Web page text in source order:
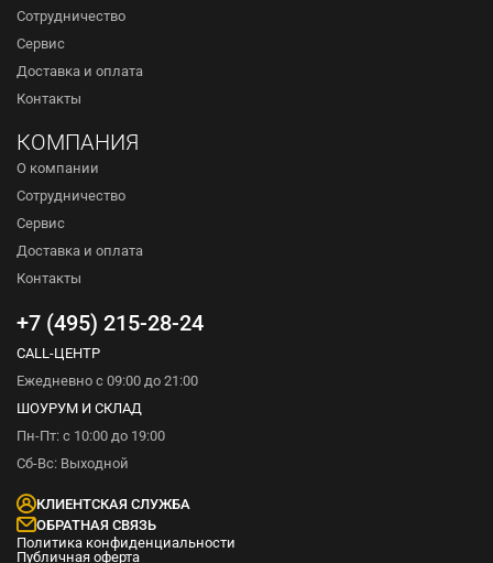
Сотрудничество
Сервис
Доставка и оплата
Контакты
КОМПАНИЯ
О компании
Сотрудничество
Сервис
Доставка и оплата
Контакты
+7 (495) 215-28-24
CALL-ЦЕНТР
Ежедневно с 09:00 до 21:00
ШОУРУМ И СКЛАД
Пн-Пт: с 10:00 до 19:00
Сб-Вс: Выходной
КЛИЕНТСКАЯ СЛУЖБА
ОБРАТНАЯ СВЯЗЬ
Политика конфиденциальности
Публичная оферта